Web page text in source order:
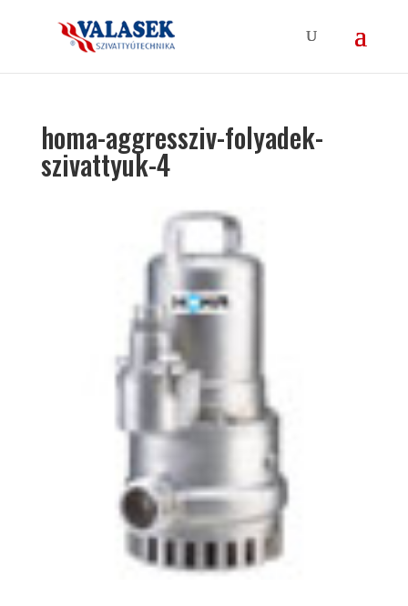
homa-aggressziv-folyadek-
szivattyuk-4